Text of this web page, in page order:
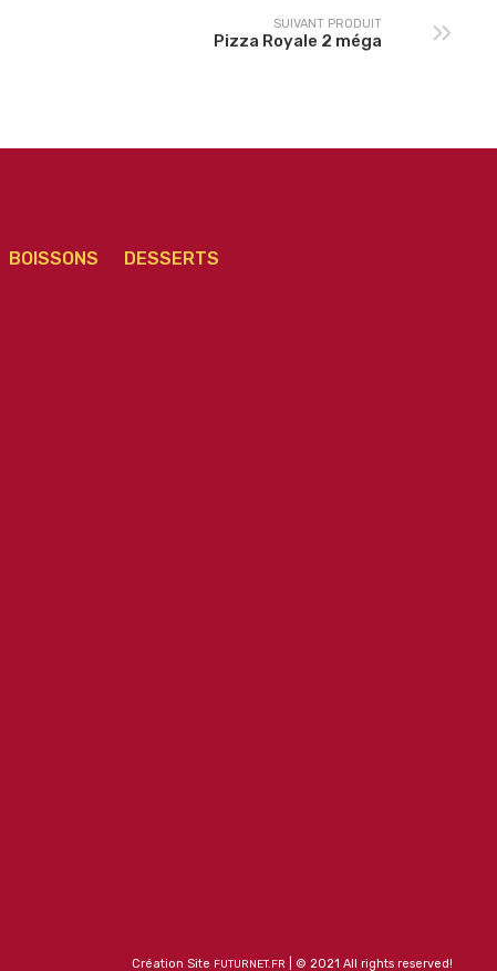
SUIVANT PRODUIT
Pizza Royale 2 méga
BOISSONS DESSERTS
Création Site FUTURNET.FR | © 2021 All rights reserved!